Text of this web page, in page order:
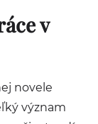
v
novele
význam